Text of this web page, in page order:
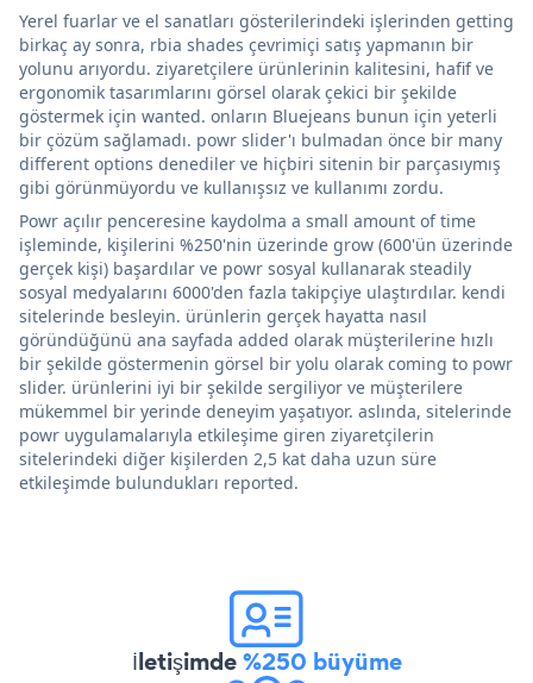
Yerel fuarlar ve el sanatları gösterilerindeki işlerinden getting
birkaç ay sonra, rbia shades çevrimiçi satış yapmanın bir
yolunu arıyordu. ziyaretçilere ürünlerinin kalitesini, hafif ve
ergonomik tasarımlarını görsel olarak çekici bir şekilde
göstermek için wanted. onların Bluejeans bunun için yeterli
bir çözüm sağlamadı. powr slider'ı bulmadan önce bir many
different options denediler ve hiçbiri sitenin bir parçasıymış
gibi görünmüyordu ve kullanışsız ve kullanımı zordu.
Powr açılır penceresine kaydolma a small amount of time
işleminde, kişilerini %250'nin üzerinde grow (600'ün üzerinde
gerçek kişi) başardılar ve powr sosyal kullanarak steadily
sosyal medyalarını 6000'den fazla takipçiye ulaştırdılar. kendi
sitelerinde besleyin. ürünlerin gerçek hayatta nasıl
göründüğünü ana sayfada added olarak müşterilerine hızlı
bir şekilde göstermenin görsel bir yolu olarak coming to powr
slider. ürünlerini iyi bir şekilde sergiliyor ve müşterilere
mükemmel bir yerinde deneyim yaşatıyor. aslında, sitelerinde
powr uygulamalarıyla etkileşime giren ziyaretçilerin
sitelerindeki diğer kişilerden 2,5 kat daha uzun süre
etkileşimde bulundukları reported.
İletişimde%250 büyüme